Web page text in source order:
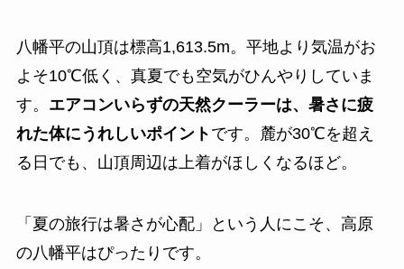
八幡平の山頂は標高1,613.5m。平地より気温がお
よそ10℃低く、真夏でも空気がひんやりしていま
す。 エアコンいらずの天然クーラーは、暑さに疲
れた体にうれしいポイント です。麓が30℃を超え
る日でも、山頂周辺は上着がほしくなるほど。
「夏の旅行は暑さが心配」という人にこそ、高原
の八幡平はぴったりです。